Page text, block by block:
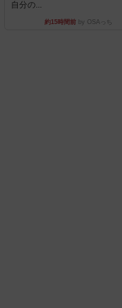
自分の...
約15時間前by OSAっち